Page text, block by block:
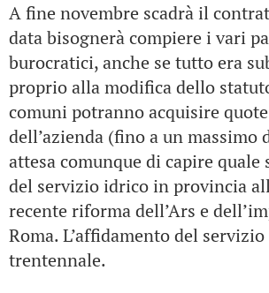
A fine novembre scadrà il
data bisognerà compiere i vari
burocratici, anche se tutto era
proprio alla modifica dello
comuni potranno acquisire
dell’azienda (fino a un massimo
attesa comunque di capire quale
del servizio idrico in provincia
recente riforma dell’Ars e
Roma. L’affidamento del
trentennale.